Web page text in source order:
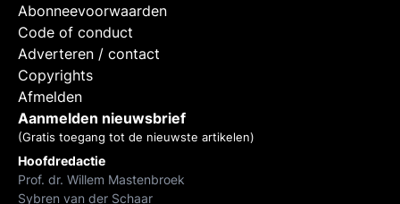
Abonneevoorwaarden
Code of conduct
Adverteren / contact
Copyrights
Afmelden
Aanmelden nieuwsbrief
(Gratis toegang tot de nieuwste artikelen)
Hoofdredactie
Prof. dr. Willem Mastenbroek
Sybren van der Schaar